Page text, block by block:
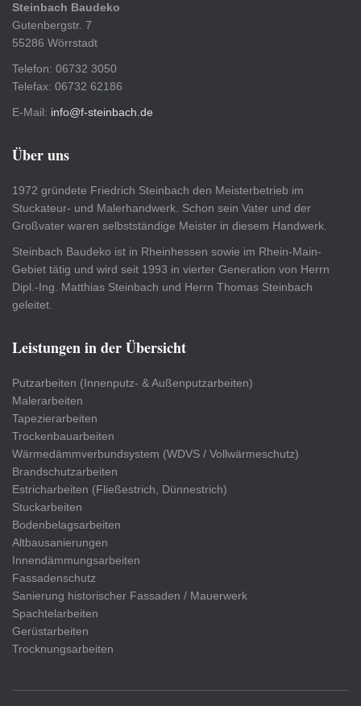
Steinbach Baudeko
Gutenbergstr. 7
55286 Wörrstadt
Telefon: 06732 3050
Telefax: 06732 62186
E-Mail: info@f-steinbach.de
Über uns
1972 gründete Friedrich Steinbach den Meisterbetrieb im
Stuckateur- und Malerhandwerk. Schon sein Vater und der
Großvater waren selbstständige Meister in diesem Handwerk.
Steinbach Baudeko ist in Rheinhessen sowie im Rhein-Main-
Gebiet tätig und wird seit 1993 in vierter Generation von Herrn
Dipl.-Ing. Matthias Steinbach und Herrn Thomas Steinbach
geleitet.
Leistungen in der Übersicht
Putzarbeiten (Innenputz- & Außenputzarbeiten)
Malerarbeiten
Tapezierarbeiten
Trockenbauarbeiten
Wärmedämmverbundsystem (WDVS / Vollwärmeschutz)
Brandschutzarbeiten
Estricharbeiten (Fließestrich, Dünnestrich)
Stuckarbeiten
Bodenbelagsarbeiten
Altbausanierungen
Innendämmungsarbeiten
Fassadenschutz
Sanierung historischer Fassaden / Mauerwerk
Spachtelarbeiten
Gerüstarbeiten
Trocknungsarbeiten